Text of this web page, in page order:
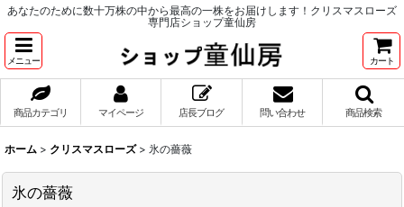
あなたのために数十万株の中から最高の一株をお届けします！クリスマスローズ
専門店ショップ童仙房
メニュー カート
商品カテゴリ マイページ 店長ブログ 問い合わせ 商品検索
ホーム > クリスマスローズ > 氷の薔薇
氷の薔薇